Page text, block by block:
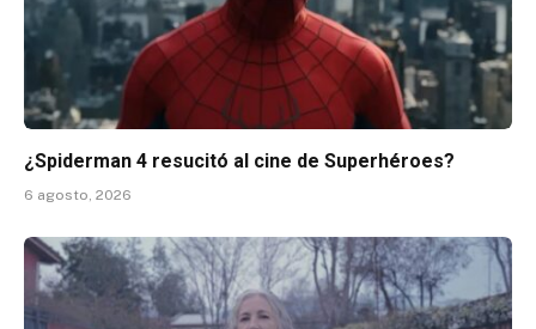
¿Spiderman 4 resucitó al cine de Superhéroes?
6 agosto, 2026